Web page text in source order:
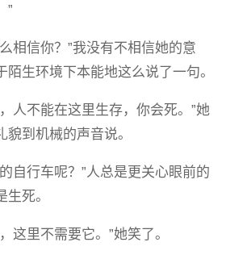
”
相信你？”我没有不相信她的意
陌生环境下本能地这么说了一句。
人不能在这里生存，你会死。”她
貌到机械的声音说。
自行车呢？”人总是更关心眼前的
死。
这里不需要它。”她笑了。